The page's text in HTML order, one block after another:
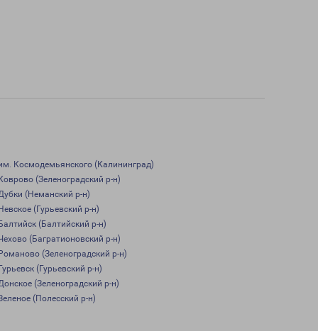
Космодемьянского (Калининград)
(Зеленоградский р-н)
(Неманский р-н)
(Гурьевский р-н)
(Балтийский р-н)
(Багратионовский р-н)
(Зеленоградский р-н)
(Гурьевский р-н)
(Зеленоградский р-н)
(Полесский р-н)